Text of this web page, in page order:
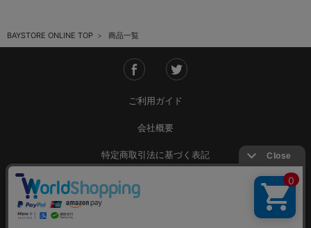
BAYSTORE ONLINE TOP 商品一覧
ご利用ガイド
会社概要
特定商取引法に基づく表記
ご利用規約